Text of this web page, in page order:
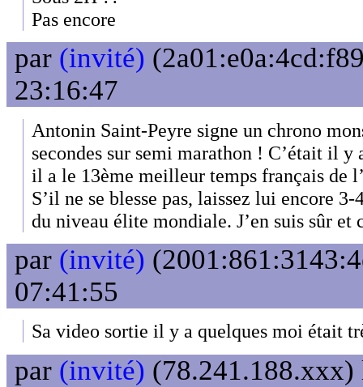
Pas encore
par (invité)
23:16:47
Antonin Saint-Peyre signe un chrono
secondes sur semi marathon ! C’était il y
il a le 13ème meilleur temps français de
S’il ne se blesse pas, laissez lui encore
du niveau élite mondiale. J’en suis sûr et
par (invité)
07:41:55
Sa video sortie il y a quelques moi était
par (invité) (78.241.188.xxx)